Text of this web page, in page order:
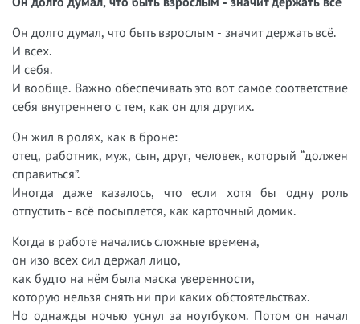
Он долго думал, что быть взрослым - значит держать всё.
И всех.
И себя.
И вообще. Важно обеспечивать это вот самое соответствие
себя внутреннего с тем, как он для других.
Он жил в ролях, как в броне:
отец, работник, муж, сын, друг, человек, который “должен
справиться”.
Иногда даже казалось, что если хотя бы одну роль
отпустить - всё посыплется, как карточный домик.
Когда в работе начались сложные времена,
он изо всех сил держал лицо,
как будто на нём была маска уверенности,
которую нельзя снять ни при каких обстоятельствах.
Но однажды ночью уснул за ноутбуком. Потом он начал